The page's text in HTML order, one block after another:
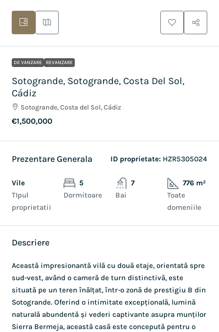
DE VANZARE REVANZARE
Sotogrande, Sotogrande, Costa Del Sol,
Cádiz
Sotogrande, Costa del Sol, Cádiz
€1,500,000
Prezentare Generala ID proprietate: HZR5305024
Vile
TIpul
proprietatii
5
Dormitoare
7
Bai
776 m²
Toate
domeniile
Descriere
Această impresionantă vilă cu două etaje, orientată spre
sud-vest, având o cameră de turn distinctivă, este
situată pe un teren înălțat, într-o zonă de prestigiu B din
Sotogrande. Oferind o intimitate excepțională, lumină
naturală abundentă și vederi captivante asupra munților
Sierra Bermeja, această casă este concepută pentru o